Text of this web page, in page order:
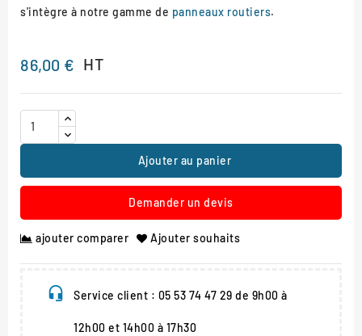
s'intègre à notre gamme de panneaux routiers.
86,00 € HT
Ajouter au panier
Demander un devis
ajouter comparer Ajouter souhaits
Service client : 05 53 74 47 29 de 9h00 à
12h00 et 14h00 à 17h30